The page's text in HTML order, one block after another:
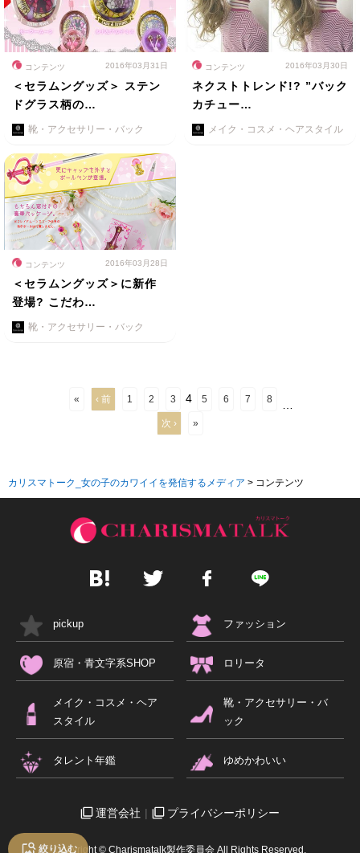
絞り込む
コンテンツ 2016年03月31日
＜セラムングッズ＞ ステン
ドグラス柄の…
靴・アクセサリー・バック
コンテンツ 2016年03月30日
ネクストトレンド!? ”バック
カチュー…
メイク・コスメ・ヘアスタイル
コンテンツ 2016年03月28日
＜セラムングッズ＞に新作
登場? こだわ…
靴・アクセサリー・バック
« ‹ 前 1 2 3 4 5 6 7 8
次 › »
カリスマトーク_女の子のカワイイを発信するメディア > コンテンツ
pickup ファッション
原宿・青文字系SHOP ロリータ
メイク・コスメ・ヘア
スタイル
靴・アクセサリー・バ
ック
タレント年鑑 ゆめかわいい
運営会社 プライバシーポリシー
Copyright © Charismatalk製作委員会 All Rights Reserved.